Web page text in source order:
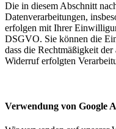
Die in diesem Abschnitt
Datenverarbeitungen,
erfolgen mit Ihrer
DSGVO. Sie können die
dass die Rechtmäßigkeit
Widerruf erfolgten
Verwendung von Google